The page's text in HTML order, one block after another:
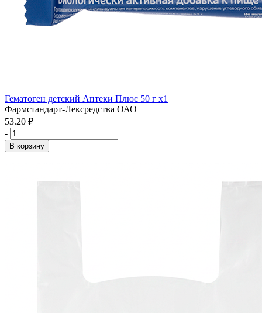
Гематоген детский Аптеки Плюс 50 г x1
Фармстандарт-Лексредства ОАО
53.20 ₽
-
+
В корзину